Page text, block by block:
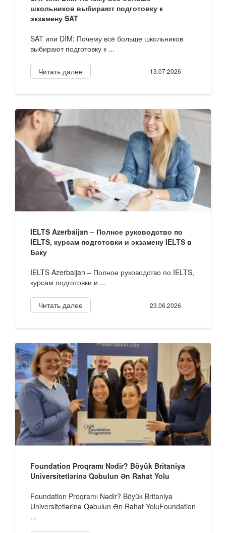
школьников выбирают подготовку к
экзамену SAT
SAT или DİM: Почему всё больше школьников
выбирают подготовку к ...
Читать далее 13.07.2026
IELTS Azerbaijan – Полное руководство по
IELTS, курсам подготовки и экзамену IELTS в
Баку
IELTS Azerbaijan – Полное руководство по IELTS,
курсам подготовки и ...
Читать далее 23.06.2026
Foundation Proqramı Nədir? Böyük Britaniya
Universitetlərinə Qəbulun Ən Rahat Yolu
Foundation Proqramı Nədir? Böyük Britaniya
Universitetlərinə Qəbulun Ən Rahat YoluFoundation
...